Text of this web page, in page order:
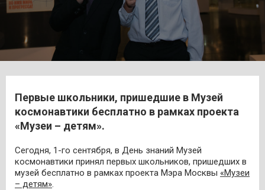
Первые школьники, пришедшие в Музей
космонавтики бесплатно в рамках проекта
«Музеи – детям».
Сегодня, 1-го сентября, в День знаний Музей
космонавтики принял первых школьников, пришедших в
музей бесплатно в рамках проекта Мэра Москвы «Музеи
– детям».